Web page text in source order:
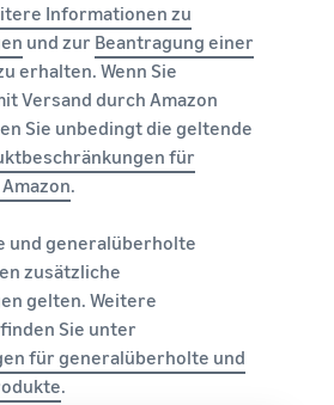
Informationen zu
und zur Beantragung einer
erhalten. Wenn Sie
Versand durch Amazon
Sie unbedingt die geltende
für
.
und generalüberholte
zusätzliche
gelten. Weitere
Sie unter
für generalüberholte und
.